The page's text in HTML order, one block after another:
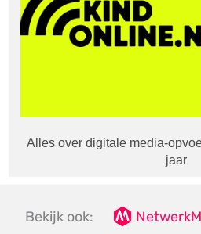
Alles over digitale media-
jaar
Bekijk ook: